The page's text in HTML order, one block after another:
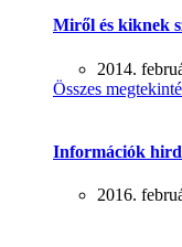
Miről és kiknek
2014.
Összes
Információk
2016.